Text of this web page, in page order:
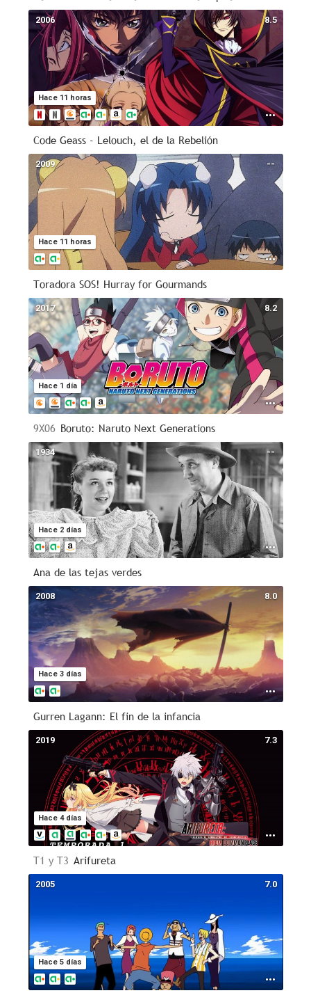
8.5
Hace 11 horas
2006
Code Geass - Lelouch, el de la Rebelión
--
Hace 11 horas
2009
Toradora SOS! Hurray for Gourmands
8.2
Hace 1 día
2017
9X06 Boruto: Naruto Next Generations
--
Hace 2 días
1934
Ana de las tejas verdes
8.0
Hace 3 días
2008
Gurren Lagann: El fin de la infancia
7.3
Hace 4 días
2019
T1 y T3 Arifureta
7.0
Hace 5 días
2005